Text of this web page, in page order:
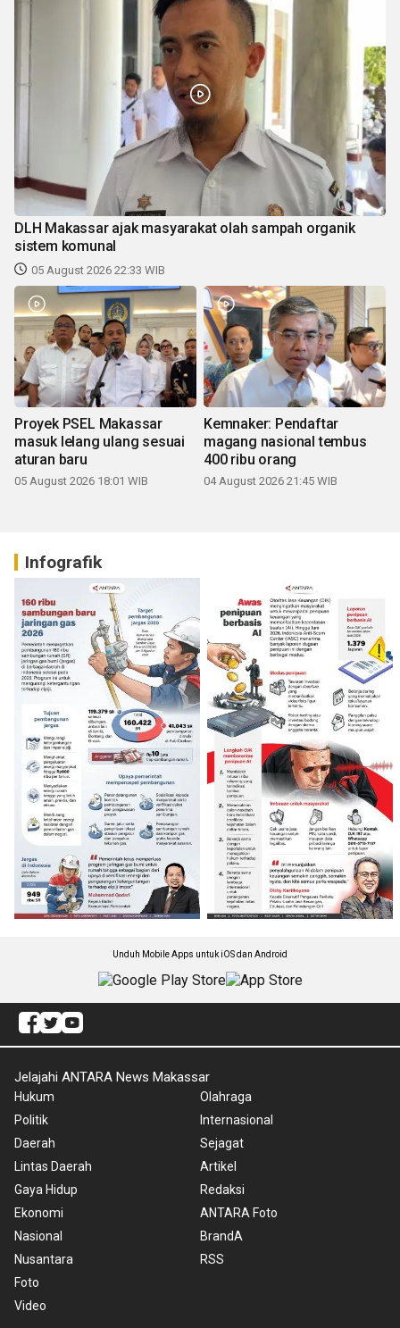
DLH Makassar ajak masyarakat olah sampah organik
sistem komunal
05 August 2026 22:33 WIB
Proyek PSEL Makassar
masuk lelang ulang sesuai
aturan baru
05 August 2026 18:01 WIB
Kemnaker: Pendaftar
magang nasional tembus
400 ribu orang
04 August 2026 21:45 WIB
Infografik
Unduh Mobile Apps untuk iOS dan Android
Jelajahi ANTARA News Makassar
Hukum
Politik
Daerah
Lintas Daerah
Gaya Hidup
Ekonomi
Nasional
Nusantara
Foto
Video
Olahraga
Internasional
Sejagat
Artikel
Redaksi
ANTARA Foto
BrandA
RSS